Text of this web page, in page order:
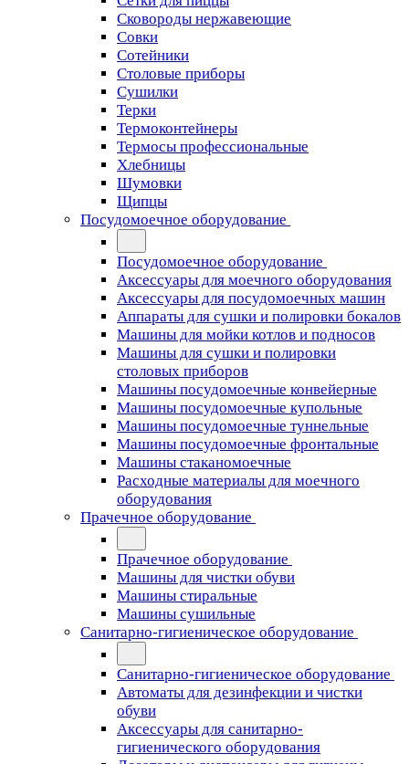
Сковороды нержавеющие
Совки
Сотейники
Столовые приборы
Сушилки
Терки
Термоконтейнеры
Термосы профессиональные
Хлебницы
Шумовки
Щипцы
Посудомоечное оборудование
Посудомоечное оборудование
Аксессуары для моечного оборудования
Аксессуары для посудомоечных машин
Аппараты для сушки и полировки бокалов
Машины для мойки котлов и подносов
Машины для сушки и полировки
столовых приборов
Машины посудомоечные конвейерные
Машины посудомоечные купольные
Машины посудомоечные туннельные
Машины посудомоечные фронтальные
Машины стаканомоечные
Расходные материалы для моечного
оборудования
Прачечное оборудование
Прачечное оборудование
Машины для чистки обуви
Машины стиральные
Машины сушильные
Санитарно-гигиеническое оборудование
Санитарно-гигиеническое оборудование
Автоматы для дезинфекции и чистки
обуви
Аксессуары для санитарно-
гигиенического оборудования